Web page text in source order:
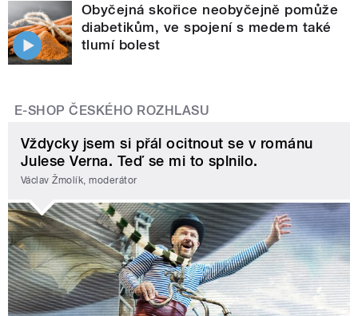
Obyčejná skořice neobyčejně pomůže
diabetikům, ve spojení s medem také
tlumí bolest
E-SHOP ČESKÉHO ROZHLASU
Vždycky jsem si přál ocitnout se v románu
Julese Verna. Teď se mi to splnilo.
Václav Žmolík, moderátor